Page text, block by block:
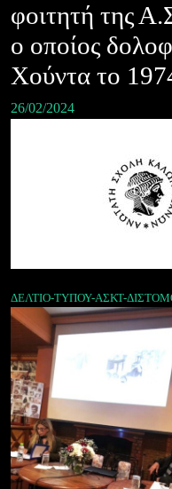
φοιτητή της
ο οποίος
Χούντα το
26/02/2024
ΔΕΛΤΙΟ-ΤΥΠΟΥ-ΑΣΚΤ-